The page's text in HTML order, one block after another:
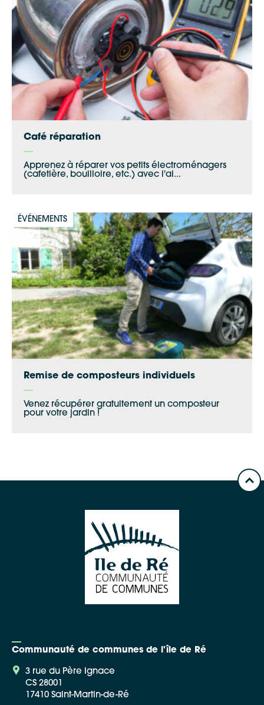
Café réparation
Apprenez à réparer vos petits électroménagers
(cafetière, bouilloire, etc.) avec l'ai...
ÉVÉNEMENTS
Remise de composteurs individuels
Venez récupérer gratuitement un composteur
pour votre jardin !
Communauté de communes de l'île de Ré
3 rue du Père Ignace
CS 28001
17410 Saint-Martin-de-Ré
ShareThis is disabled. Allow
Apple Plans
Waze